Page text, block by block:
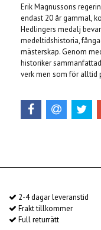
Erik Magnussons
endast 20 år gammal,
Hedlingers medalj
medeltidshistoria,
mästerskap. Genom
historiker
verk men som för alltid
2-4 dagar leveranstid
Frakt tillkommer
Full returrätt